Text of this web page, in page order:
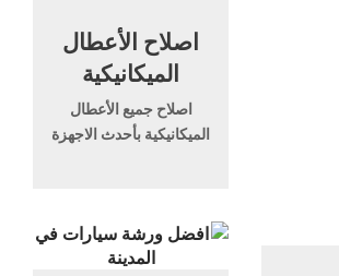
اصلاح الأعطال
الميكانيكية
اصلاح جميع الأعطال
الميكانيكية بأحدث الاجهزة